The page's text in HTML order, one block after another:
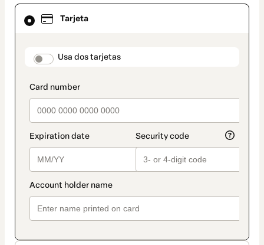
Tarjeta
payment_data.section_title_v2
Usa dos tarjetas
El
método
seleccionado